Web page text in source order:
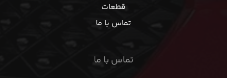
قطعات
تماس با ما
تماس با ما